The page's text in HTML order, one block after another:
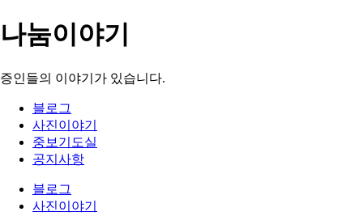
나눔이야기
증인들의 이야기가 있습니다.
블로그
사진이야기
중보기도실
공지사항
블로그
사진이야기